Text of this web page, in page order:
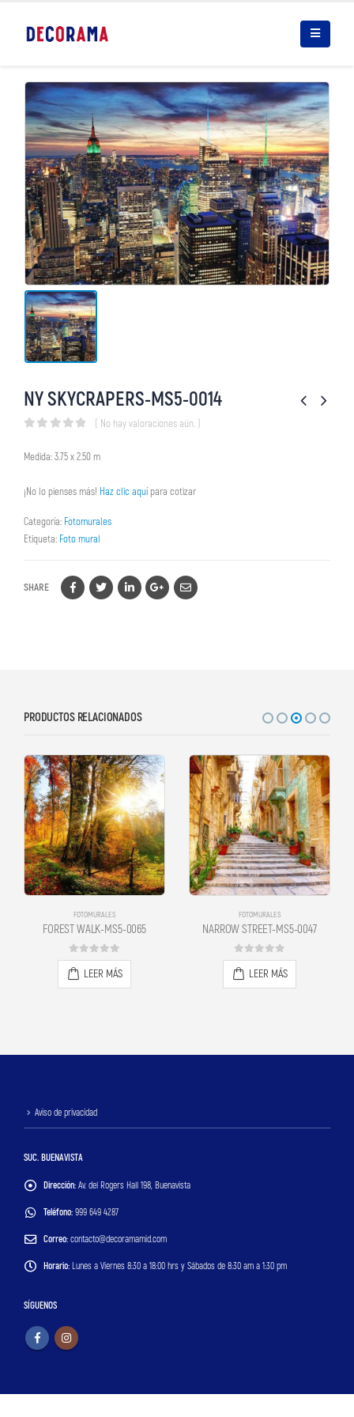
NY SKYCRAPERS-MS5-0014
( No hay valoraciones aún. )
Medida: 3.75 x 2.50 m
¡No lo pienses más! Haz clic aquípara cotizar
Categoría: Fotomurales
Etiqueta: Foto mural
SHARE
PRODUCTOS RELACIONADOS
FOTOMURALES
NARROW STREET-MS5-0047
0out of 5
LEER MÁS
FOTOMURALES
NEW YORK- MS5-0002
0out of 5
LEER MÁS
Aviso de privacidad
SUC. BUENAVISTA
Dirección: Av. del Rogers Hall 198, Buenavista
Teléfono: 999 649 4287
Correo: contacto@decoramamid.com
Horario: Lunes a Viernes 8:30 a 18:00 hrs y Sábados de 8:30 am a 1:30 pm
SÍGUENOS